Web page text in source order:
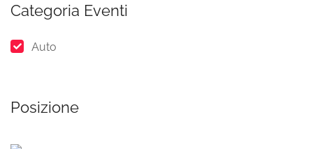
Categoria Eventi
Auto
Posizione